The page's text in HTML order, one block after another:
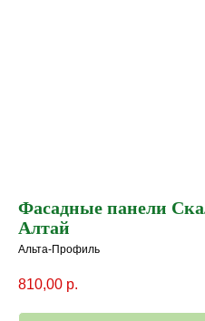
Фасадные панели
Алтай
Альта-Профиль
810,00 р.